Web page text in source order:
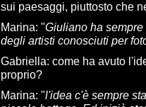
sui paesaggi, piuttosto che
Marina: "Giuliano ha
degli artisti conosciuti per
Gabriella: come ha avuto
proprio?
Marina: "l'idea c'è sempre